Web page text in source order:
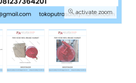
activate zoom